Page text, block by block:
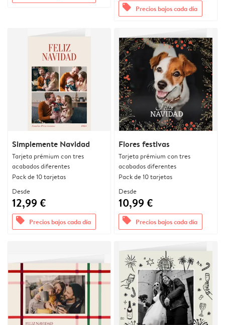
offers Precios bajos cada día
Simplemente Navidad
Tarjeta prémium con tres
acabados diferentes
Pack de 10 tarjetas
Desde
12,99 €
offers Precios bajos cada día
Flores festivas
Tarjeta prémium con tres
acabados diferentes
Pack de 10 tarjetas
Desde
10,99 €
offers Precios bajos cada día